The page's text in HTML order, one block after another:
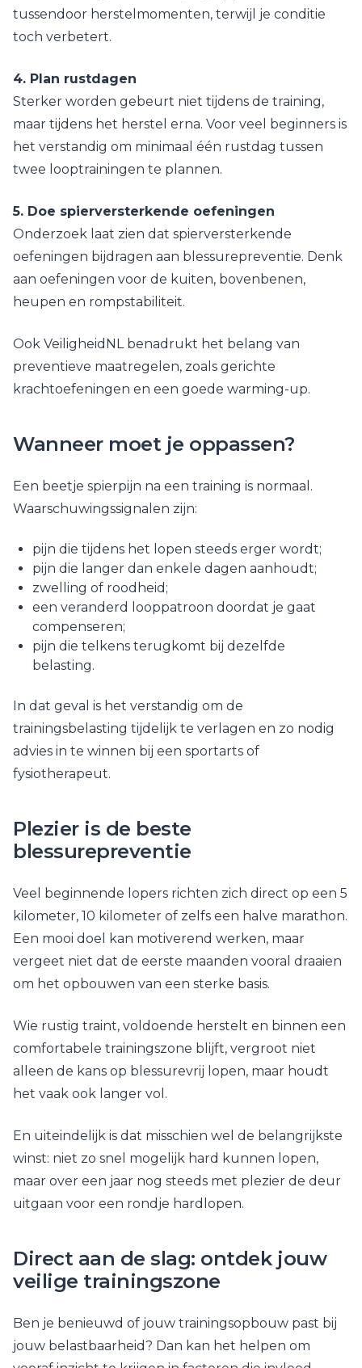
tussendoor herstelmomenten, terwijl je conditie
toch verbetert.
4. Plan rustdagen
Sterker worden gebeurt niet tijdens de training,
maar tijdens het herstel erna. Voor veel beginners is
het verstandig om minimaal één rustdag tussen
twee looptrainingen te plannen.
5. Doe spierversterkende oefeningen
Onderzoek laat zien dat spierversterkende
oefeningen bijdragen aan blessurepreventie. Denk
aan oefeningen voor de kuiten, bovenbenen,
heupen en rompstabiliteit.
Ook VeiligheidNL benadrukt het belang van
preventieve maatregelen, zoals gerichte
krachtoefeningen en een goede warming-up.
Wanneer moet je oppassen?
Een beetje spierpijn na een training is normaal.
Waarschuwingssignalen zijn:
pijn die tijdens het lopen steeds erger wordt;
pijn die langer dan enkele dagen aanhoudt;
zwelling of roodheid;
een veranderd looppatroon doordat je gaat
compenseren;
pijn die telkens terugkomt bij dezelfde
belasting.
In dat geval is het verstandig om de
trainingsbelasting tijdelijk te verlagen en zo nodig
advies in te winnen bij een sportarts of
fysiotherapeut.
Plezier is de beste
blessurepreventie
Veel beginnende lopers richten zich direct op een 5
kilometer, 10 kilometer of zelfs een halve marathon.
Een mooi doel kan motiverend werken, maar
vergeet niet dat de eerste maanden vooral draaien
om het opbouwen van een sterke basis.
Wie rustig traint, voldoende herstelt en binnen een
comfortabele trainingszone blijft, vergroot niet
alleen de kans op blessurevrij lopen, maar houdt
het vaak ook langer vol.
En uiteindelijk is dat misschien wel de belangrijkste
winst: niet zo snel mogelijk hard kunnen lopen,
maar over een jaar nog steeds met plezier de deur
uitgaan voor een rondje hardlopen.
Direct aan de slag: ontdek jouw
veilige trainingszone
Ben je benieuwd of jouw trainingsopbouw past bij
jouw belastbaarheid? Dan kan het helpen om